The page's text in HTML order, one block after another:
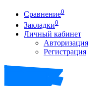
Сравнение0
Закладки0
Личный кабинет
Авторизация
Регистрация